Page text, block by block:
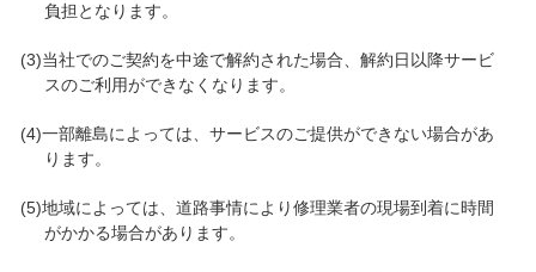
負担となります。
(3)当社でのご契約を中途で解約された場合、解約日以降サービ
スのご利用ができなくなります。
(4)一部離島によっては、サービスのご提供ができない場合があ
ります。
(5)地域によっては、道路事情により修理業者の現場到着に時間
がかかる場合があります。